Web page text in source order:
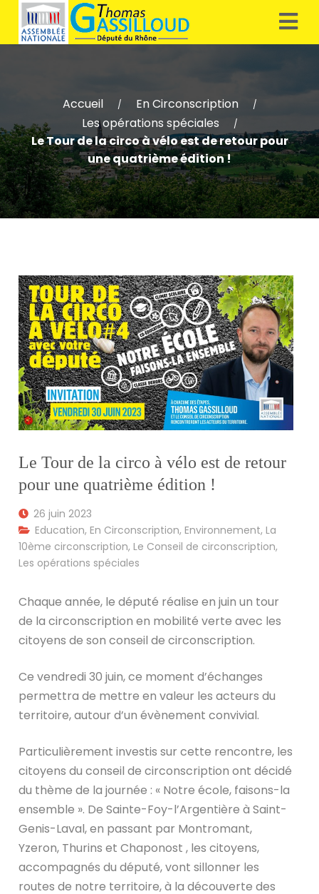
Accueil / En Circonscription /
Les opérations spéciales /
Le Tour de la circo à vélo est de retour pour
une quatrième édition !
Le Tour de la circo à vélo est de retour
pour une quatrième édition !
26 juin 2023
Education,En Circonscription,Environnement,La
10ème circonscription,Le Conseil de circonscription,
Les opérations spéciales
Chaque année, le député réalise en juin un tour
de la circonscription en mobilité verte avec les
citoyens de son conseil de circonscription.
Ce vendredi 30 juin, ce moment d’échanges
permettra de mettre en valeur les acteurs du
territoire, autour d’un évènement convivial.
Particulièrement investis sur cette rencontre, les
citoyens du conseil de circonscription ont décidé
du thème de la journée : « Notre école, faisons-la
ensemble ». De Sainte-Foy-l’Argentière à Saint-
Genis-Laval, en passant par Montromant,
Yzeron, Thurins et Chaponost , les citoyens,
accompagnés du député, vont sillonner les
routes de notre territoire, à la découverte des